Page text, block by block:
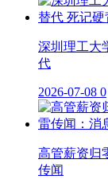
深圳理工大
代
2026-07-08 0
高管薪资归
传闻